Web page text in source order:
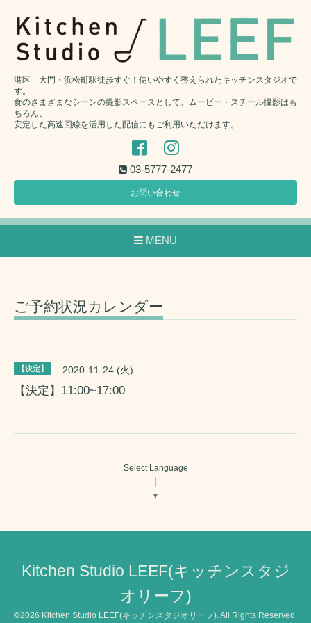
港区 大門・浜松町駅徒歩すぐ！使いやすく整えられたキッチンスタジオで
す。
食のさまざまなシーンの撮影スペースとして、ムービー・スチール撮影はも
ちろん、
安定した高速回線を活用した配信にもご利用いただけます。
03-5777-2477
お問い合わせ
MENU
ご予約状況カレンダー
【決定】 2020-11-24 (火)
【決定】11:00~17:00
Select Language
▼
Kitchen Studio LEEF(キッチンスタジ
オリーフ)
©2026 Kitchen Studio LEEF(キッチンスタジオリーフ) . All Rights Reserved.